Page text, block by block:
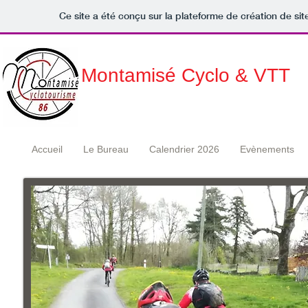
Ce site a été conçu sur la plateforme de création de
Montamisé Cyclo & VTT
Accueil Le Bureau Calendrier 2026 Evènements